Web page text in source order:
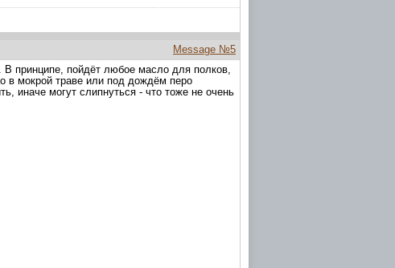
Message №5
принципе, пойдёт любое масло для полков,
в мокрой траве или под дождём перо
иначе могут слипнуться - что тоже не очень